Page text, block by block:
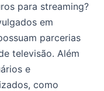
para streaming?
em
parcerias
televisão. Além
e
como